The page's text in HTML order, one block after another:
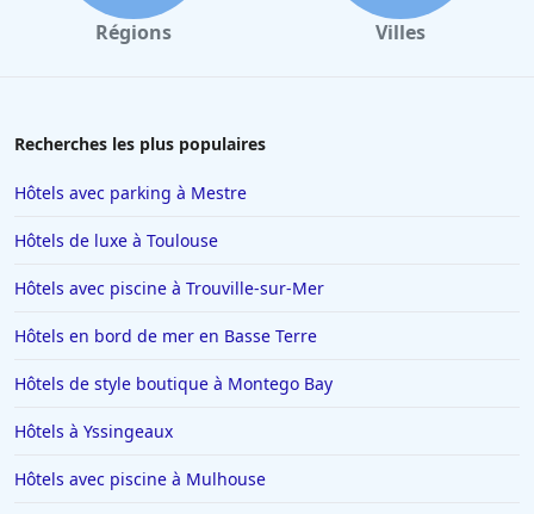
Hôtels à Barcelone
Hôtels à Tain-lʼHermitage
Hôtels à Saint-Affrique
Hôtels au Québec
Hôtels à Carcassonne
Hôtels aux Saintes-Maries-de-la-Mer
Régions Villes
Recherches les plus populaires
Hôtels avec parking à Mestre
Hôtels de luxe à Toulouse
Hôtels avec piscine à Trouville-sur-Mer
Hôtels en bord de mer en Basse Terre
Hôtels de style boutique à Montego Bay
Hôtels à Yssingeaux
Hôtels avec piscine à Mulhouse